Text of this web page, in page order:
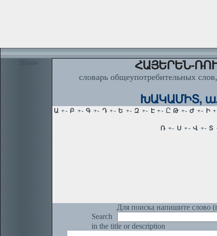
Home ՀԱՅԵՐԵՆ-
словарь общеупотребительных
ԽԱԿԱՄԻՏ, ա.
Для поиска напишите слово
Search
in the title or description